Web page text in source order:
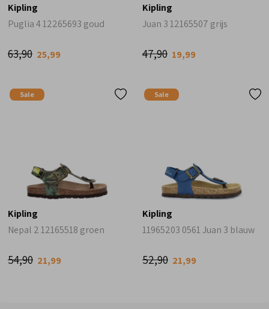
Kipling
Puglia 4 12265693 goud
63,90 25,99
Kipling
Juan 3 12165507 grijs
47,90 19,99
Sale
Kipling
Nepal 2 12165518 groen
54,90 21,99
Sale
Kipling
11965203 0561 Juan 3 blauw
52,90 21,99